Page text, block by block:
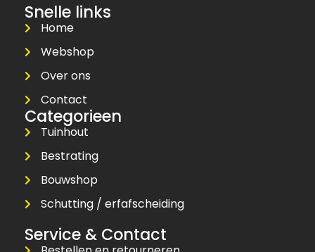
Snelle links
Home
Webshop
Over ons
Contact
Categorieen
Tuinhout
Bestrating
Bouwshop
Schutting / erfafscheiding
Service & Contact